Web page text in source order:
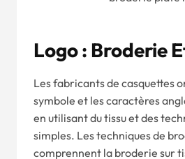
Logo : Broderie
Les fabricants de casquettes
symbole et les caractères
en utilisant du tissu et des
simples. Les techniques de
comprennent la broderie sur